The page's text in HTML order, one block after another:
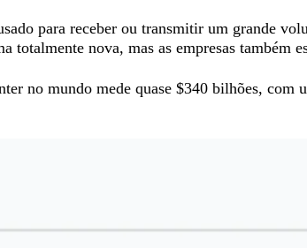
para receber ou transmitir um grande
nova, mas as empresas também
no mundo mede quase $340 bilhões,